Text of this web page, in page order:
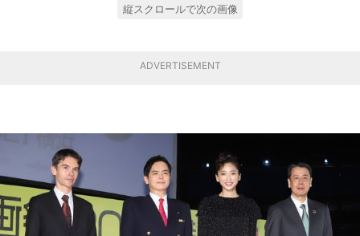
縦スクロールで次の画像
ADVERTISEMENT